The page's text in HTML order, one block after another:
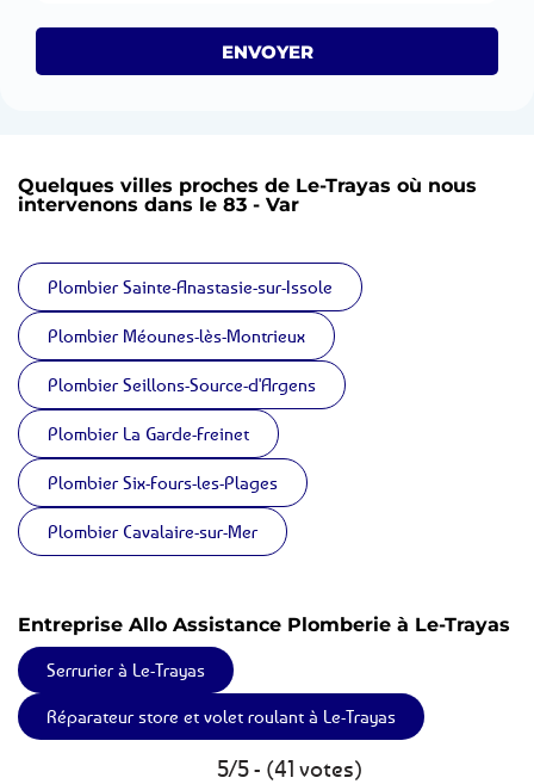
ENVOYER
Quelques villes proches de Le-Trayas où nous
intervenons dans le 83 - Var
Plombier Sainte-Anastasie-sur-Issole
Plombier Méounes-lès-Montrieux
Plombier Seillons-Source-d'Argens
Plombier La Garde-Freinet
Plombier Six-Fours-les-Plages
Plombier Cavalaire-sur-Mer
Entreprise Allo Assistance Plomberie à Le-Trayas
Serrurier à Le-Trayas
Réparateur store et volet roulant à Le-Trayas
5/5 - (41 votes)